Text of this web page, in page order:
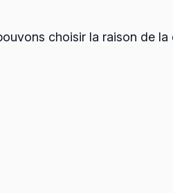
choisir la raison de